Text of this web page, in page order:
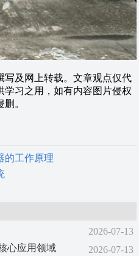
写及网上转载。文章观点仅代
学习之用，如有内容图片侵权
。
的工作原理
2026-07-13
2026-07-13
心应用领域